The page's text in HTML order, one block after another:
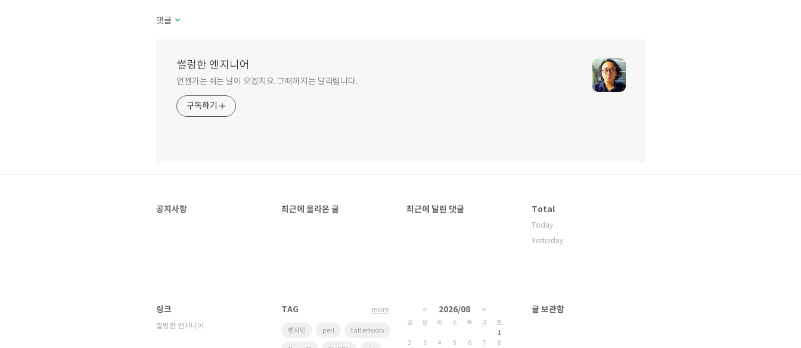
댓글
썰렁한 엔지니어
언젠가는 쉬는 날이 오겠지요. 그때까지는 달리렵니다.
구독하기
공지사항 최근에 올라온 글 최근에 달린 댓글 Total
Today
Yesterday
링크
썰렁한 엔지니어
TAG
벤자민 perl tattertools
more « 2026/08 »
일 월 화 수 목 금
토
1
2
3 4 5 6 7 8
글 보관함